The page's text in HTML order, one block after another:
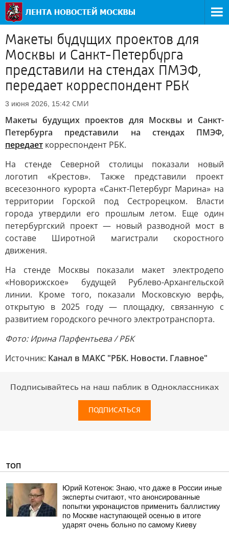
Макеты будущих проектов для
Москвы и Санкт-Петербурга
представили на стендах ПМЭФ,
передает корреспондент РБК
3 июня 2026, 15:42 СМИ
Макеты будущих проектов для Москвы и Санкт-
Петербурга представили на стендах ПМЭФ,
передает корреспондент РБК.
На стенде Северной столицы показали новый
логотип «Крестов». Также представили проект
всесезонного курорта «Санкт-Петербург Марина» на
территории Горской под Сестрорецком. Власти
города утвердили его прошлым летом. Еще один
петербургский проект — новый разводной мост в
составе Широтной магистрали скоростного
движения.
На стенде Москвы показали макет электродепо
«Новорижское» будущей Рублево-Архангельской
линии. Кроме того, показали Московскую верфь,
открытую в 2025 году — площадку, связанную с
развитием городского речного электротранспорта.
Фото: Ирина Парфентьева / РБК
Источник: Канал в МАКС "РБК. Новости. Главное"
Подписывайтесь на наш паблик в Одноклассниках
ПОДПИСАТЬСЯ
ТОП
Юрий Котенок: Знаю, что даже в России иные
эксперты считают, что анонсированные
попытки укронацистов применить баллистику
по Москве наступающей осенью в итоге
ударят очень больно по самому Киеву